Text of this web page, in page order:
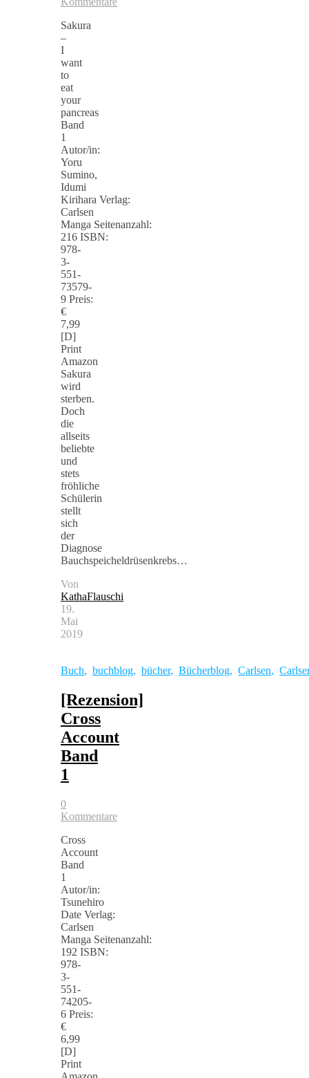
Sakura
–
I
want
to
eat
your
pancreas
Band
1
Autor/in:
Yoru
Sumino,
Idumi
Kirihara Verlag:
Carlsen
Manga Seitenanzahl:
216 ISBN:
978-
3-
551-
73579-
9 Preis:
€
7,99
[D]
Print
Amazon
Sakura
wird
sterben.
Doch
die
allseits
beliebte
und
stets
fröhliche
Schülerin
stellt
sich
der
Diagnose
Bauchspeicheldrüsenkrebs…
Von
KathaFlauschi
19.
Mai
2019
Buch, buchblog, bücher, Bücherblog, Carlsen,
[Rezension]
Cross
Account
Band
1
0
Kommentare
Cross
Account
Band
1
Autor/in:
Tsunehiro
Date Verlag:
Carlsen
Manga Seitenanzahl:
192 ISBN:
978-
3-
551-
74205-
6 Preis:
€
6,99
[D]
Print